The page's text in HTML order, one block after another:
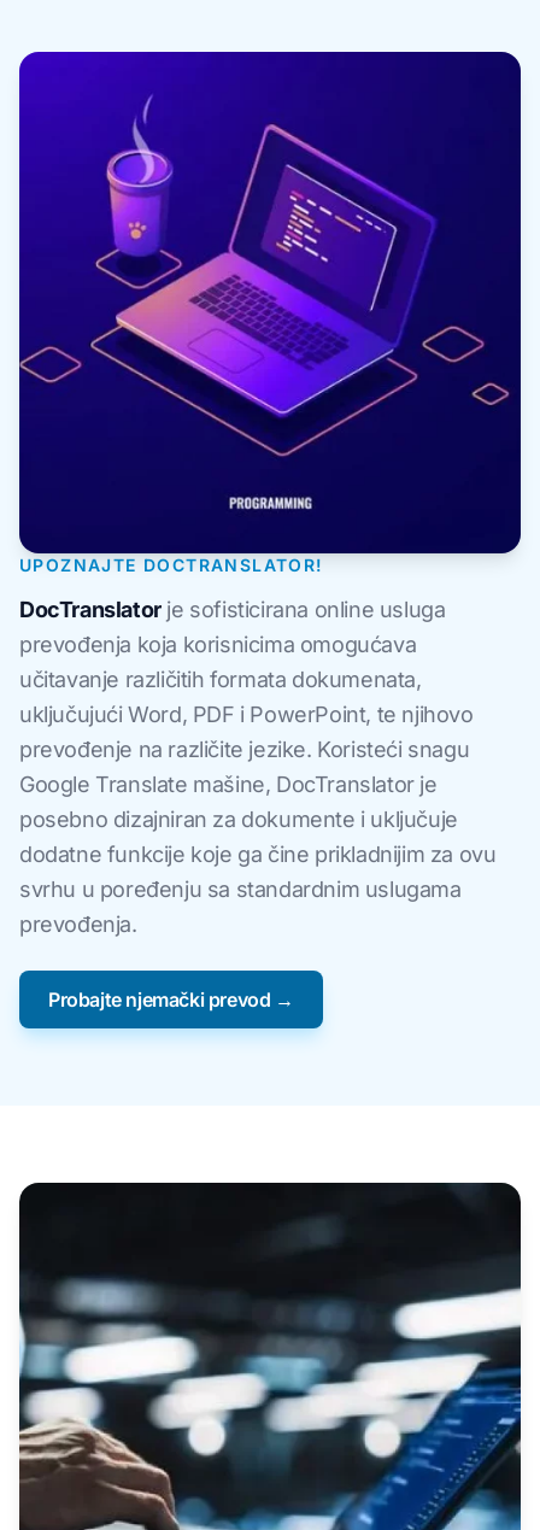
UPOZNAJTE DOCTRANSLATOR!
DocTranslatorje sofisticirana online usluga
prevođenja koja korisnicima omogućava
učitavanje različitih formata dokumenata,
uključujući Word, PDF i PowerPoint, te njihovo
prevođenje na različite jezike. Koristeći snagu
Google Translate mašine, DocTranslator je
posebno dizajniran za dokumente i uključuje
dodatne funkcije koje ga čine prikladnijim za ovu
svrhu u poređenju sa standardnim uslugama
prevođenja.
Probajte njemački prevod →